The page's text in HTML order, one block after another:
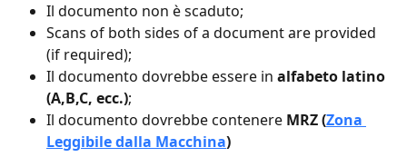
Il documento non è scaduto;
Scans of both sides of a document are provided
(if required);
Il documento dovrebbe essere in alfabeto latino
(A,B,C, ecc.);
Il documento dovrebbe contenere MRZ (Zona
Leggibile dalla Macchina)